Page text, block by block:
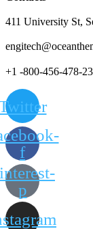
411 University St,
+1 -800-456-478-23
f
p